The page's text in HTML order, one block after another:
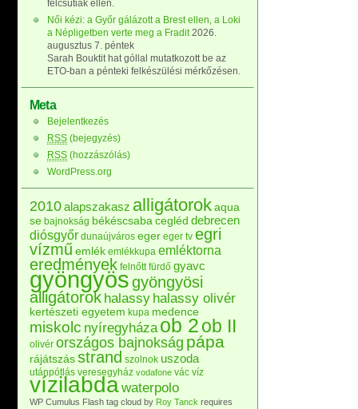
felcsútiak ellen.
Női kézi: a Győr gálázott a Brest ellen, a Loki
a Népligetben verte meg a Fradit 2026.
augusztus 7. péntek
Sarah Bouktit hat góllal mutatkozott be az
ETO-ban a pénteki felkészülési mérkőzésen.
Meta
Bejelentkezés
RSS (bejegyzés)
RSS (hozzászólás)
WordPress.org
2010alapszakasz alligátorokaqua
se bajnokság békéscsaba cegléd debrecen
diósgyőr dunaújváros eger eger tv egri
vízműemlék emlékkupa emléktorna
eredmények felnőtt fürdő gyavc
gyöngyösgyöngyösi
alligátorok halassy halassy olivér
kertészeti egyetem kupa medence
miskolc nyíregyháza ob 2ob II
olivér országos bajnokság pápa
rájátszás strand szolnok uszoda
utánpótlás veresegyház vodafone vác víz
vízilabdawaterpolo
WP Cumulus Flash tag cloud by Roy Tanck requires